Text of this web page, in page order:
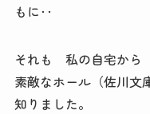
もに‥
それも 私の自宅から
素敵なホール（佐川文
知りました。